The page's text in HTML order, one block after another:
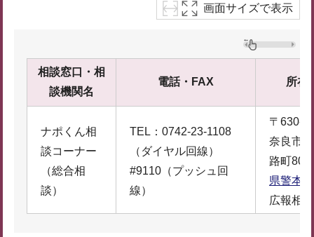
画面サイズで表示
相談窓口・相
談機関名
電話・FAX 所在
ナポくん相
談コーナー
（総合相
談）
TEL：0742-23-1108
（ダイヤル回線）
#9110（プッシュ回
線）
〒630-
奈良市
路町80
県警本部
広報相